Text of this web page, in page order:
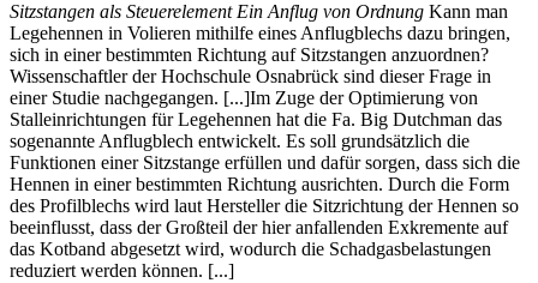
Sitzstangen als Steuerelement Ein Anflug von Ordnung Kann man
Legehennen in Volieren mithilfe eines Anflugblechs dazu bringen,
sich in einer bestimmten Richtung auf Sitzstangen anzuordnen?
Wissenschaftler der Hochschule Osnabrück sind dieser Frage in
einer Studie nachgegangen. [...]Im Zuge der Optimierung von
Stalleinrichtungen für Legehennen hat die Fa. Big Dutchman das
sogenannte Anflugblech entwickelt. Es soll grundsätzlich die
Funktionen einer Sitzstange erfüllen und dafür sorgen, dass sich die
Hennen in einer bestimmten Richtung ausrichten. Durch die Form
des Profilblechs wird laut Hersteller die Sitzrichtung der Hennen so
beeinflusst, dass der Großteil der hier anfallenden Exkremente auf
das Kotband abgesetzt wird, wodurch die Schadgasbelastungen
reduziert werden können. [...]